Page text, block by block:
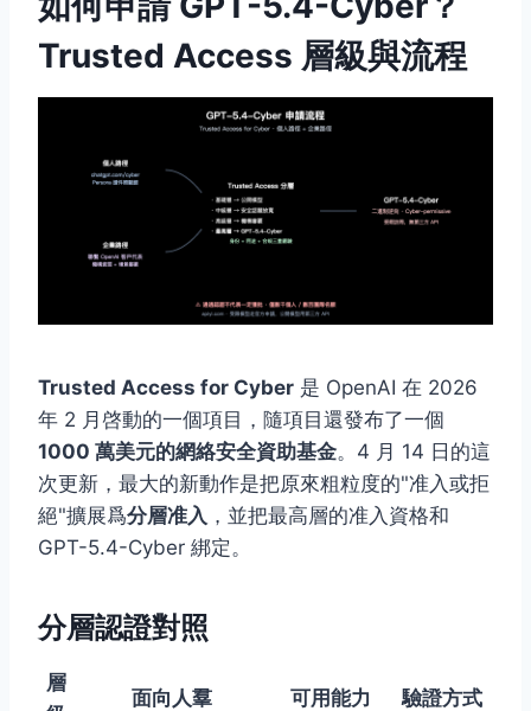
Trusted Access 層級與流程
Trusted Access for Cyber 是 OpenAI 在 2026
年 2 月啓動的一個項目，隨項目還發布了一個
1000 萬美元的網絡安全資助基金。4 月 14 日的這
次更新，最大的新動作是把原來粗粒度的"准入或拒
絕"擴展爲分層准入 ，並把最高層的准入資格和
GPT-5.4-Cyber 綁定。
分層認證對照
層
面向人羣 可用能力 驗證方式